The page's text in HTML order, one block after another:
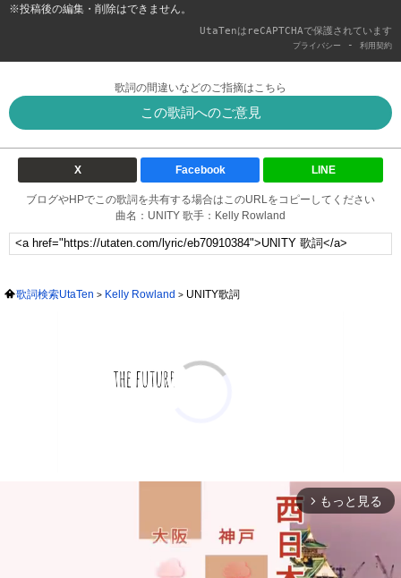
※投稿後の編集・削除はできません。
UtaTenはreCAPTCHAで保護されています
プライバシー - 利用契約
歌詞の間違いなどのご指摘はこちら
この歌詞へのご意見
X Facebook LINE
ブログやHPでこの歌詞を共有する場合はこのURLをコピーしてください
曲名：UNITY 歌手：Kelly Rowland
歌詞検索UtaTen Kelly Rowland UNITY歌詞
arrow_forward_ios もっと見る